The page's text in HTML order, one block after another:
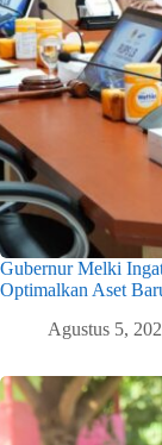
Gubernur Melki
Optimalkan Aset
Agustus 5,